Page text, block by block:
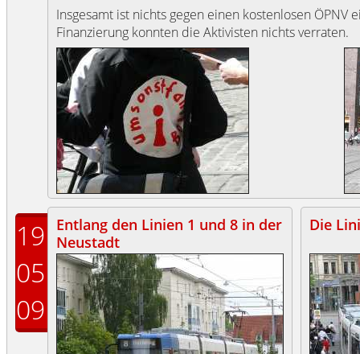
Insgesamt ist nichts gegen einen kostenlosen ÖPNV
Finanzierung konnten die Aktivisten nichts verraten.
19
05
09
Entlang den Linien 1 und 8 in der
Neustadt
Die